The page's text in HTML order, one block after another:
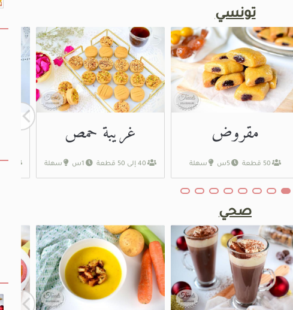
تونسي
مقروض
50 قطعة 5س سهلة
غريبة حمص
40 إلى 50 قطعة 1س سهلة
صحي